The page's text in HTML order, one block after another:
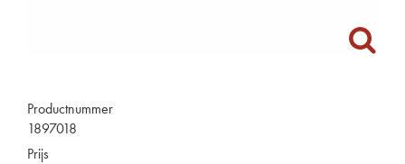
Productnummer
1897018
Prijs